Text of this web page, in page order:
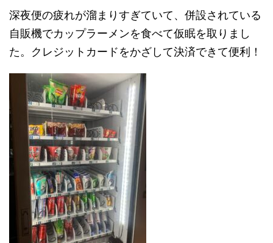
深夜便の疲れが溜まりすぎていて、併設されている
自販機でカップラーメンを食べて仮眠を取りまし
た。クレジットカードをかざして決済できて便利！